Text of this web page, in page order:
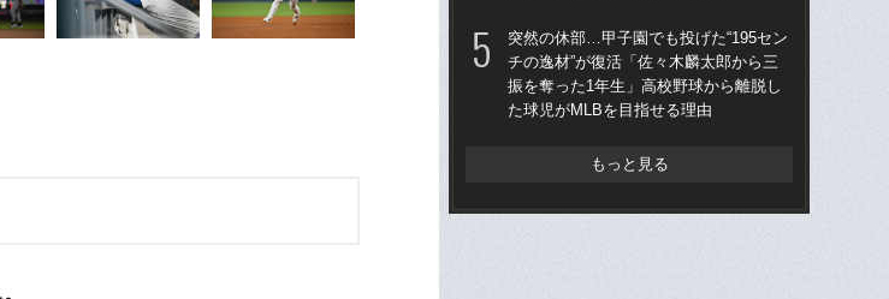
突然の休部…甲子園でも投げた“195セン
チの逸材”が復活「佐々木麟太郎から三
振を奪った1年生」高校野球から離脱し
た球児がMLBを目指せる理由
もっと見る